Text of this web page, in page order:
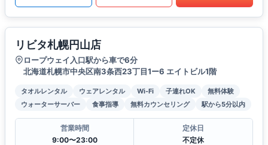
リビタ札幌円山店
ロープウェイ入口駅から車で6分
北海道札幌市中央区南3条西23丁目1ー6 エイトビル1階
タオルレンタル ウェアレンタル Wi-Fi 子連れOK
無料体験
ウォーターサーバー
食事指導 無料カウンセリング 駅から5分以内
営業時間
9:00〜23:00
定休日
不定休